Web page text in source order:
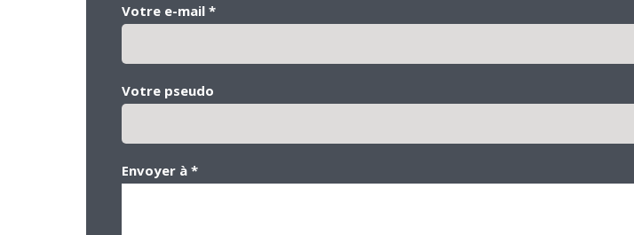
Votre e-mail *
Votre pseudo
Envoyer à *